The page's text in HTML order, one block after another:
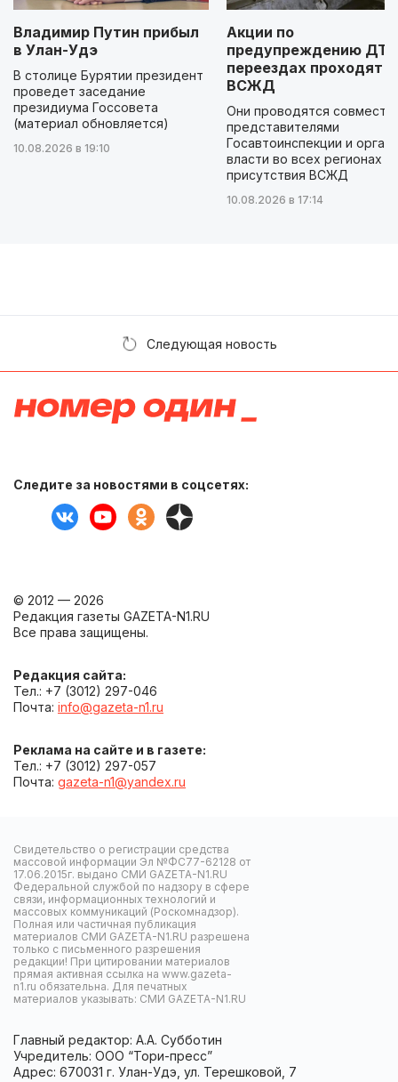
Владимир Путин прибыл
в Улан-Удэ
В столице Бурятии президент
проведет заседание
президиума Госсовета
(материал обновляется)
10.08.2026 в 19:10
Акции по
предупреждению
переездах проходят
ВСЖД
Они проводятся
представителями
Госавтоинспекции и
власти во всех регионах
присутствия ВСЖД
10.08.2026 в 17:14
Следующая новость
Следите за новостями в соцсетях:
© 2012 — 2026
Редакция газеты GAZETA-N1.RU
Все права защищены.
Редакция сайта:
Тел.: +7 (3012) 297-046
Почта: info@gazeta-n1.ru
Реклама на сайте и в газете:
Тел.: +7 (3012) 297-057
Почта: gazeta-n1@yandex.ru
Свидетельство о регистрации средства
массовой информации Эл №ФС77-62128 от
17.06.2015г. выдано СМИ GAZETA-N1.RU
Федеральной службой по надзору в сфере
связи, информационных технологий и
массовых коммуникаций (Роскомнадзор).
Полная или частичная публикация
материалов СМИ GAZETA-N1.RU разрешена
только с письменного разрешения
редакции! При цитировании материалов
прямая активная ссылка на www.gazeta-
n1.ru обязательна. Для печатных
материалов указывать: СМИ GAZETA-N1.RU
Главный редактор: А.А. Субботин
Учредитель: ООО “Тори-пресс”
Адрес: 670031 г. Улан-Удэ, ул. Терешковой, 7